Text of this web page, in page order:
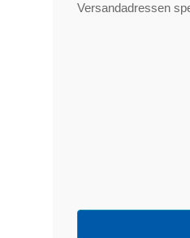
Versandadressen